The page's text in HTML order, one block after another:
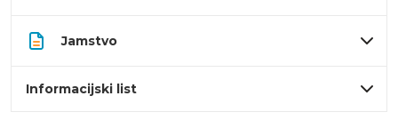
Jamstvo
Informacijski list